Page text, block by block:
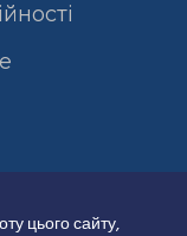
цього сайту,